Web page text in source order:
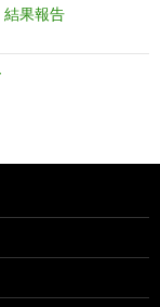
果報告